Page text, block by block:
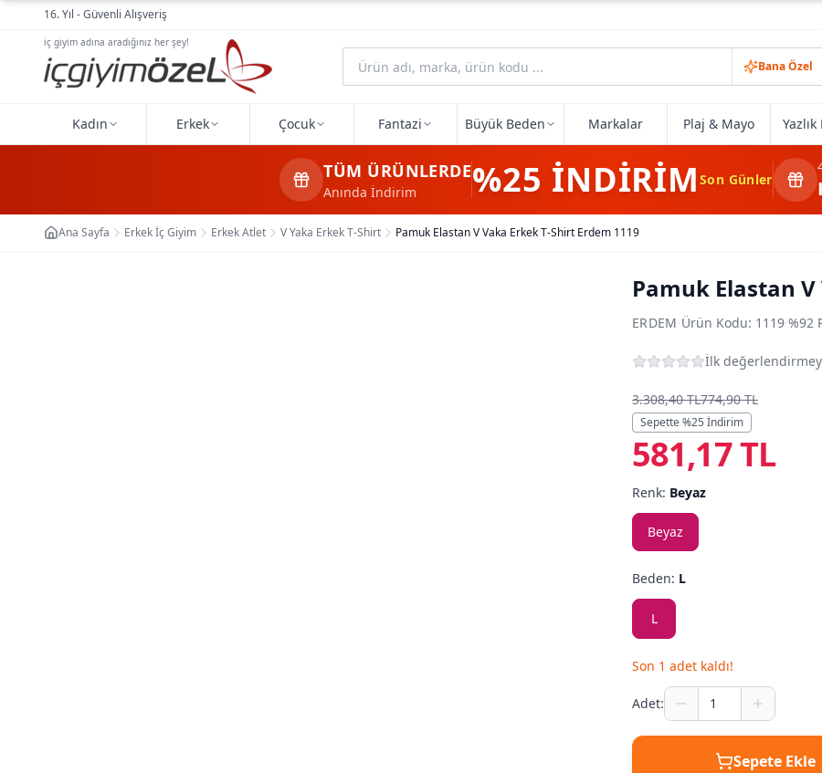
Ana içeriğe geç16. Yıl - Güvenli Alışveriş
iç giyim adına aradığınız her şey!
Bana Özel
Kadın Erkek Çocuk Fantazi Büyük Beden Markalar Plaj & Mayo
TÜM ÜRÜNLERDE
Anında İndirim %25 İNDİRİMSon Günler
Ana Sayfa Erkek İç Giyim Erkek Atlet V Yaka Erkek T-Shirt Pamuk Elastan V Vaka Erkek T-Shirt Erdem 1119
Pamuk Elastan
ERDEM·Ürün Kodu: 1119·%92
İlk
3.308,40 TL774,90 TL
Sepette %25 İndirim
581,17 TL
Renk: Beyaz
Beyaz
Beden: L
L
Son 1 adet kaldı!
Adet:
Sepete Ekle